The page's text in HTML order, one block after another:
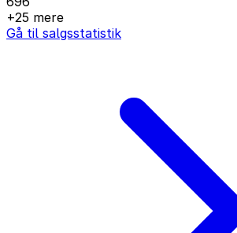
+25 mere
Gå til salgsstatistik